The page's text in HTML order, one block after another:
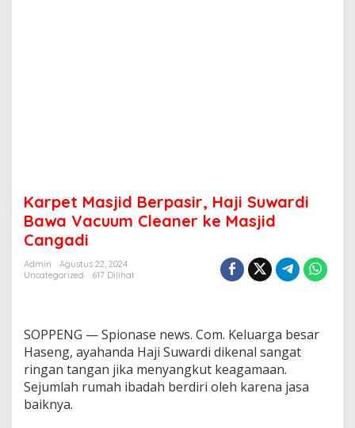
Karpet Masjid Berpasir, Haji Suwardi
Bawa Vacuum Cleaner ke Masjid
Cangadi
Admin
Agustus 22, 2024
Uncategorized
617 Dilihat
SOPPENG — Spionase news. Com. Keluarga besar
Haseng, ayahanda Haji Suwardi dikenal sangat
ringan tangan jika menyangkut keagamaan.
Sejumlah rumah ibadah berdiri oleh karena jasa
baiknya.